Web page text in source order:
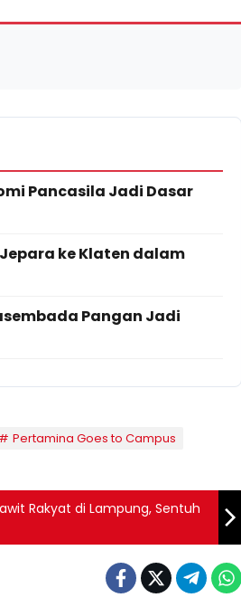
Pancasila Jadi Dasar
Jepara ke Klaten dalam
Pangan Jadi
Pertamina Goes to Campus
Rakyat di Lampung, Sentuh